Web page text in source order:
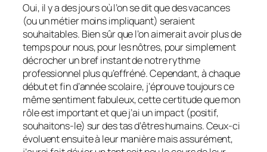
Oui, il y a des jours où l’on se dit que des vacances
(ou un métier moins impliquant) seraient
souhaitables. Bien sûr que l’on aimerait avoir plus de
temps pour nous, pour les nôtres, pour simplement
décrocher un bref instant de notre rythme
professionnel plus qu’effréné. Cependant, à chaque
début et fin d’année scolaire, j’éprouve toujours ce
même sentiment fabuleux, cette certitude que mon
rôle est important et que j’ai un impact (positif,
souhaitons-le) sur des tas d’êtres humains. Ceux-ci
évoluent ensuite à leur manière mais assurément,